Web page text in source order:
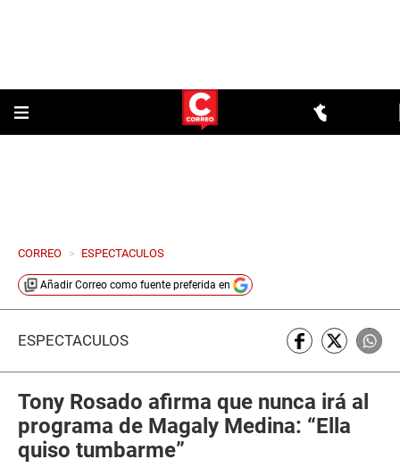
CORREO > ESPECTACULOS
Añadir Correo como fuente preferida en
ESPECTÁCULOS
Tony Rosado afirma que nunca irá al
programa de Magaly Medina: “Ella
quiso tumbarme”